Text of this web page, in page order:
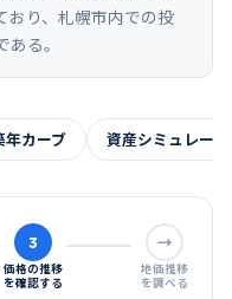
おり、札幌市内での投
る。
年カーブ 資産シミュレー
3
価格の推移
を確認する
→
地価推移
を調べる